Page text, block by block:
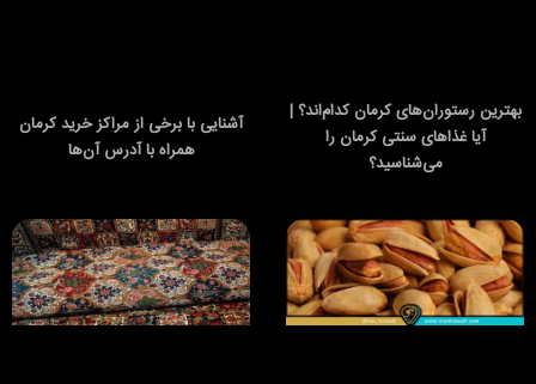
بهترین رستوران‌های کرمان کدام‌اند؟ |
آیا غذاهای سنتی کرمان را
می‌شناسید؟
آشنایی با برخی از مراکز خرید کرمان
همراه با آدرس آن‌ها